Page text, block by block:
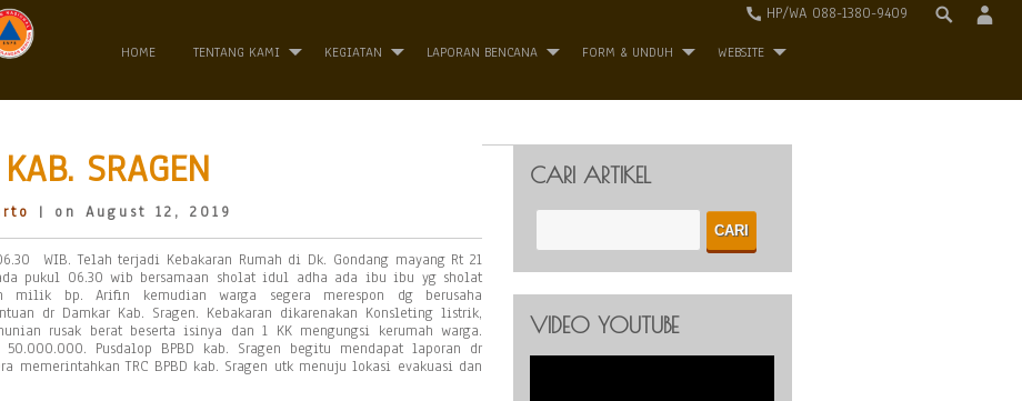
HP/WA 088-1380-9409
HOME TENTANG KAMI KEGIATAN LAPORAN BENCANA FORM & UNDUH WEBSITE
SRAGEN
| on August 12, 2019
WIB. Telah terjadi Kebakaran Rumah di Dk. Gondang mayang Rt 21
pukul 06.30 wib bersamaan sholat idul adha ada ibu ibu yg sholat
bp. Arifin kemudian warga segera merespon dg berusaha
dr Damkar Kab. Sragen. Kebakaran dikarenakan Konsleting listrik,
rusak berat beserta isinya dan 1 KK mengungsi kerumah warga.
Pusdalop BPBD kab. Sragen begitu mendapat laporan dr
memerintahkan TRC BPBD kab. Sragen utk menuju lokasi evakuasi dan
CARI ARTIKEL
VIDEO YOUTUBE